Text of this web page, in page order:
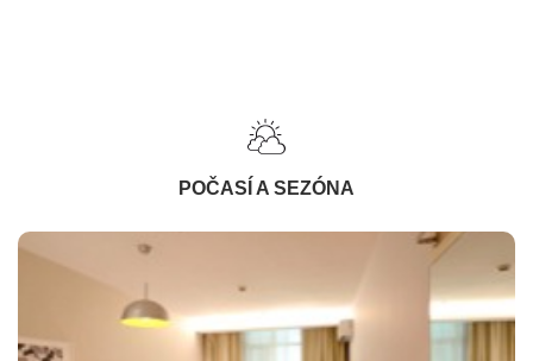
POČASÍ A SEZÓNA